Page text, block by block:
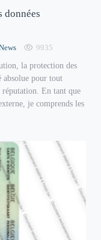
données
9935
la protection des
absolue pour tout
réputation. En tant que
je comprends les